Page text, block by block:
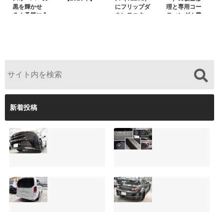
黒を輝かせ
る！予算に合
にフリップダ
ウンモニター
理と専用コー
ティング！費
新着投稿
【施工事例】クラ
ウンクロスオーバ
ーの黒を輝かせ
夏季休暇について
ご案内【2026年】
2026.08.05